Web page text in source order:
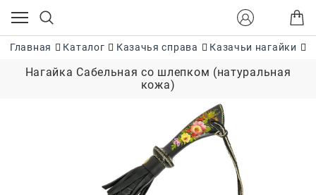
Главная Каталог Казачья справа Казачьи нагайки
Нагайка Сабельная со шлепком (натуральная
кожа)